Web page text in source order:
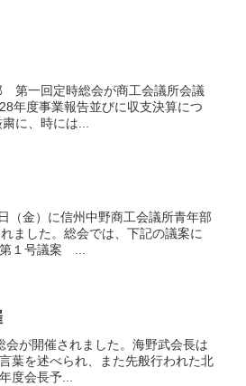
第一回定時総会が商工会議所会議
年度事業報告並びに収支決算につ
に、時には...
（金）に信州中野商工会議所青年部
ました。総会では、下記の議案に
第１号議案 ...
が開催されました。海野武会長は
葉を述べられ、また先般行われた北
度会長予...